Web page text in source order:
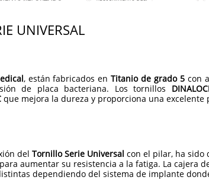
UNIVERSAL
, están fabricados enTitanio de grado 5con
de placa bacteriana. Los tornillos
que mejora la dureza y proporciona una excelente
del Tornillo Serie Universal con el pilar, ha sido
aumentar su resistencia a la fatiga. La cajera
dependiendo del sistema de implante